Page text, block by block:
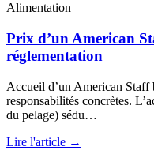
Alimentation
Prix d’un American
réglementation
Accueil d’un American Staff
responsabilités concrètes.
du pelage) sédu…
Lire l'article →